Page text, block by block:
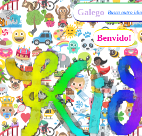
Galego Busca outro
Benvido!